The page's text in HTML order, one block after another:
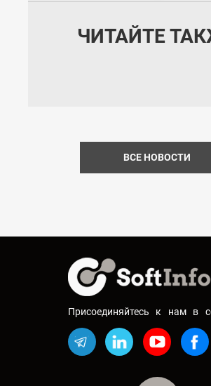
ЧИТАЙТЕ
ВСЕ НОВОСТИ
Присоединяйтесь к нам в